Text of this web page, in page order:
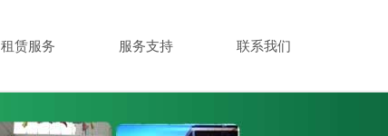
租赁服务 服务支持 联系我们